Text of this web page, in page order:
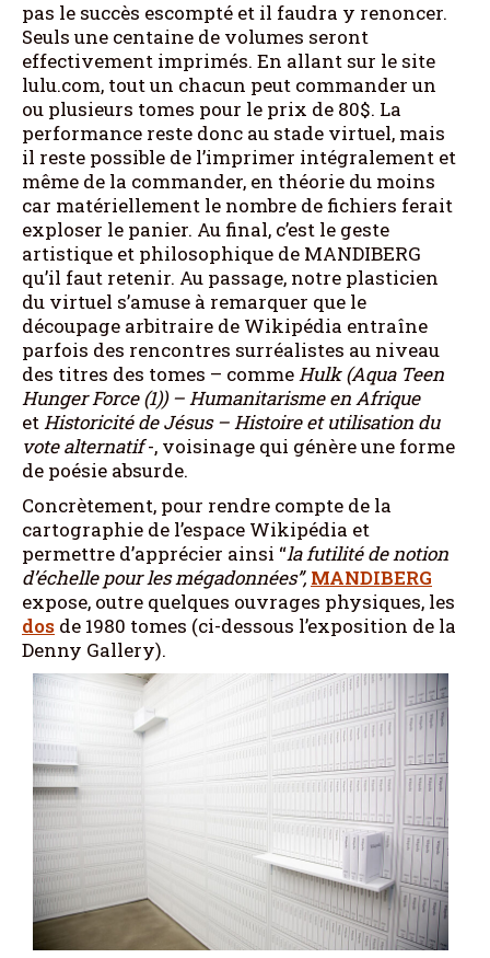
pas le succès escompté et il faudra y renoncer.
Seuls une centaine de volumes seront
effectivement imprimés. En allant sur le site
lulu.com, tout un chacun peut commander un
ou plusieurs tomes pour le prix de 80$. La
performance reste donc au stade virtuel, mais
il reste possible de l’imprimer intégralement et
même de la commander, en théorie du moins
car matériellement le nombre de fichiers ferait
exploser le panier. Au final, c’est le geste
artistique et philosophique de MANDIBERG
qu’il faut retenir. Au passage, notre plasticien
du virtuel s’amuse à remarquer que le
découpage arbitraire de Wikipédia entraîne
parfois des rencontres surréalistes au niveau
des titres des tomes – commeHulk (Aqua Teen
Hunger Force (1)) – Humanitarisme en Afrique
etHistoricité de Jésus – Histoire et utilisation du
vote alternatif-, voisinage qui génère une forme
de poésie absurde.
Concrètement, pour rendre compte de la
cartographie de l’espace Wikipédia et
permettre d’apprécier ainsi “la futilité de notion
d’échelle pour les mégadonnées”, MANDIBERG
expose, outre quelques ouvrages physiques, les
dos de 1980 tomes (ci-dessous l’exposition de la
Denny Gallery).